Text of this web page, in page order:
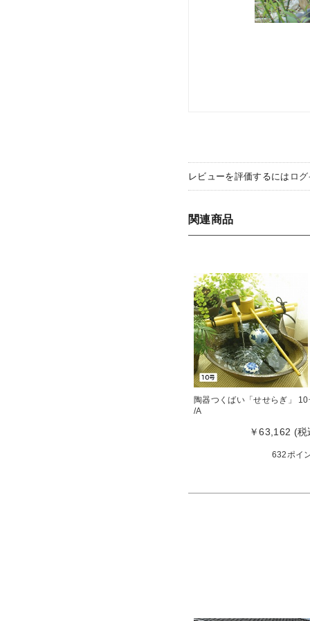
レビューを評価するには ロ
関連商品
陶器つくばい「せせらぎ」 10
/A
￥63,162 (税
632ポイ